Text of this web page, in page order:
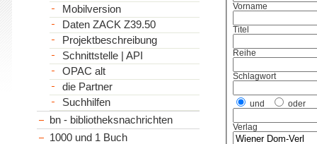
Vorname
Titel
Reihe
Schlagwort
und oder
Verlag
Mobilversion
Daten ZACK Z39.50
Projektbeschreibung
Schnittstelle | API
OPAC alt
die Partner
Suchhilfen
bn - bibliotheksnachrichten
1000 und 1 Buch